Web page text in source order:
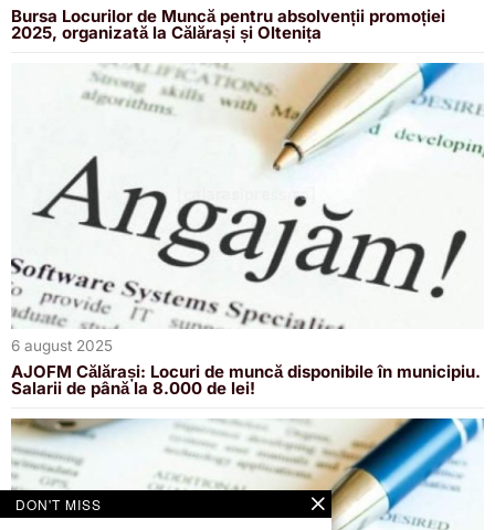
Bursa Locurilor de Muncă pentru absolvenții promoției
2025, organizată la Călărași și Oltenița
6 august 2025
AJOFM Călărași: Locuri de muncă disponibile în municipiu.
Salarii de până la 8.000 de lei!
DON'T MISS